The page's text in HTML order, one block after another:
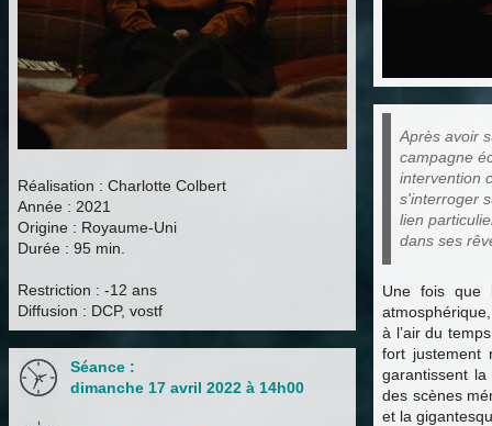
Réalisation : Charlotte Colbert
Année : 2021
Origine : Royaume-Uni
Durée : 95 min.
Restriction : -12 ans
Diffusion : DCP, vostf
Séance :
dimanche 17 avril 2022 à 14h00
Après avoir
campagne
intervention
s'interroger
lien
dans ses
Une fois que
à l’air du
fort justement
garantissent
des scènes
et la